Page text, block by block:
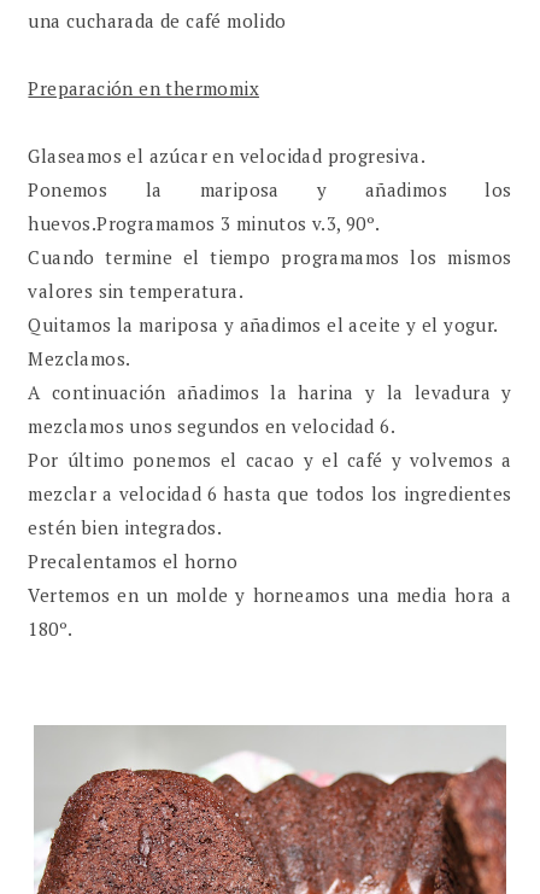
una cucharada de café molido
Preparación en thermomix
Glaseamos el azúcar en velocidad progresiva.
Ponemos la mariposa y añadimos los
huevos.Programamos 3 minutos v.3, 90º.
Cuando termine el tiempo programamos los mismos
valores sin temperatura.
Quitamos la mariposa y añadimos el aceite y el yogur.
Mezclamos.
A continuación añadimos la harina y la levadura y
mezclamos unos segundos en velocidad 6.
Por último ponemos el cacao y el café y volvemos a
mezclar a velocidad 6 hasta que todos los ingredientes
estén bien integrados.
Precalentamos el horno
Vertemos en un molde y horneamos una media hora a
180º.